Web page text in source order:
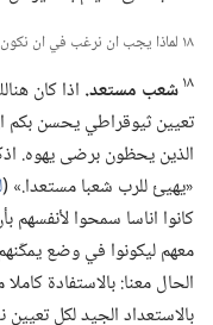
١٨ لماذا يجب ان نرغب في ان نكون شعبا مستعدا؟‏
١٨شعب مستعد.‏ اذا كان
تعيين ثيوقراطي يحسن بكم
الذين يحظون برضى يهوه.‏
«يهيئ للرب شعبا مستعدا.‏» (‏
كانوا اناسا سمحوا لأنفسهم
معهم ليكونوا في وضع
الحال معنا:‏ بالاستفادة
بالاستعداد الجيد لكل تعيين